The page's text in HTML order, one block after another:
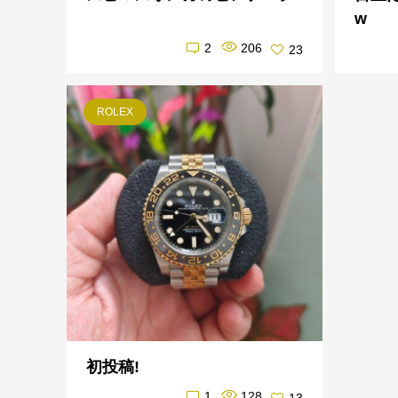
2 206 23
w
ROLEX
初投稿!